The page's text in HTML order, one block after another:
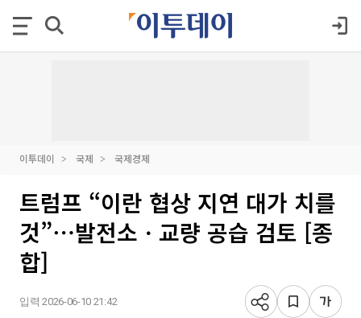
이투데이 국제 국제경제
트럼프 “이란 협상 지연 대가 치를
것”⋯발전소ㆍ교량 공습 검토 [종
합]
입력 2026-06-10 21:42